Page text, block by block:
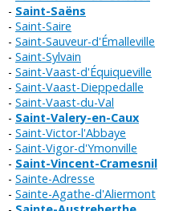
Saint-Saëns
Saint-Saire
Saint-Sauveur-d'Émalleville
Saint-Sylvain
Saint-Vaast-d'Équiqueville
Saint-Vaast-Dieppedalle
Saint-Vaast-du-Val
Saint-Valery-en-Caux
Saint-Victor-l'Abbaye
Saint-Vigor-d'Ymonville
Saint-Vincent-Cramesnil
Sainte-Adresse
Sainte-Agathe-d'Aliermont